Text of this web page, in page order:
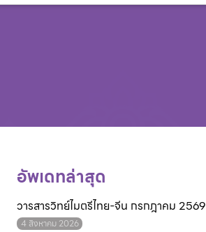
อัพเดทล่าสุด
วารสารวิทย์ไมตรีไทย-จีน กรกฎาคม 2569
4 สิงหาคม 2026